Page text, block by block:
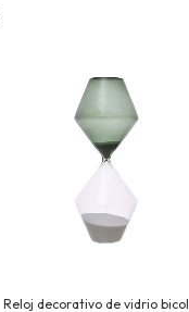
Reloj decorativo de vidrio